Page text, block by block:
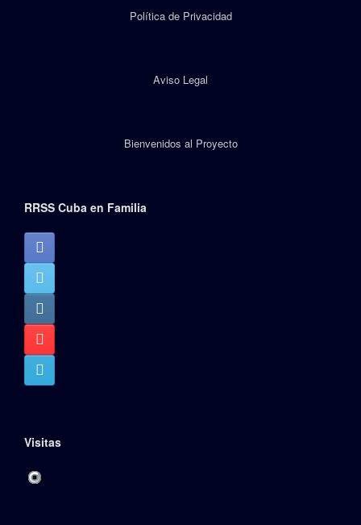
Política de Privacidad
Aviso Legal
Bienvenidos al Proyecto
RRSS Cuba en Familia
Visitas